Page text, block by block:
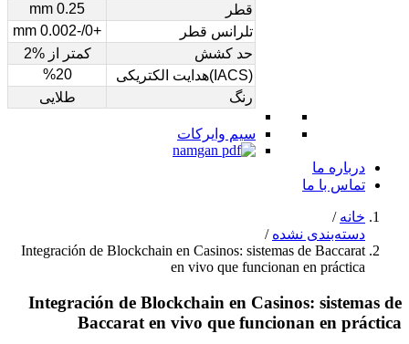
قطر
0.25 mm
تلرانس قطر
+0/-0.002 mm
حد کشش
کمتر از %2
(IACS)هدایت الکتریکی
%20
رنگ
طلایی
سیم وایرکات
درباره ما
تماس با ما
خانه /
دسته‌بندی نشده /
Integración de Blockchain en Casinos: sistemas de Baccarat
en vivo que funcionan en práctica
Integración de Blockchain en Casinos: sistemas de
Baccarat en vivo que funcionan en práctica